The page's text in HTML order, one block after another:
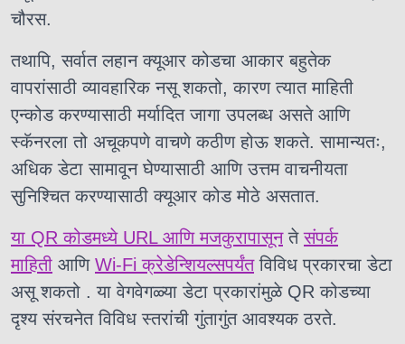
चौरस.
तथापि, सर्वात लहान क्यूआर कोडचा आकार बहुतेक
वापरांसाठी व्यावहारिक नसू शकतो, कारण त्यात माहिती
एन्कोड करण्यासाठी मर्यादित जागा उपलब्ध असते आणि
स्कॅनरला तो अचूकपणे वाचणे कठीण होऊ शकते. सामान्यतः,
अधिक डेटा सामावून घेण्यासाठी आणि उत्तम वाचनीयता
सुनिश्चित करण्यासाठी क्यूआर कोड मोठे असतात.
या QR कोडमध्ये URL आणि मजकुरापासूनतेसंपर्क
माहिती आणि Wi-Fi क्रेडेन्शियल्सपर्यंतविविध प्रकारचा डेटा
असू शकतो . या वेगवेगळ्या डेटा प्रकारांमुळे QR कोडच्या
दृश्य संरचनेत विविध स्तरांची गुंतागुंत आवश्यक ठरते.